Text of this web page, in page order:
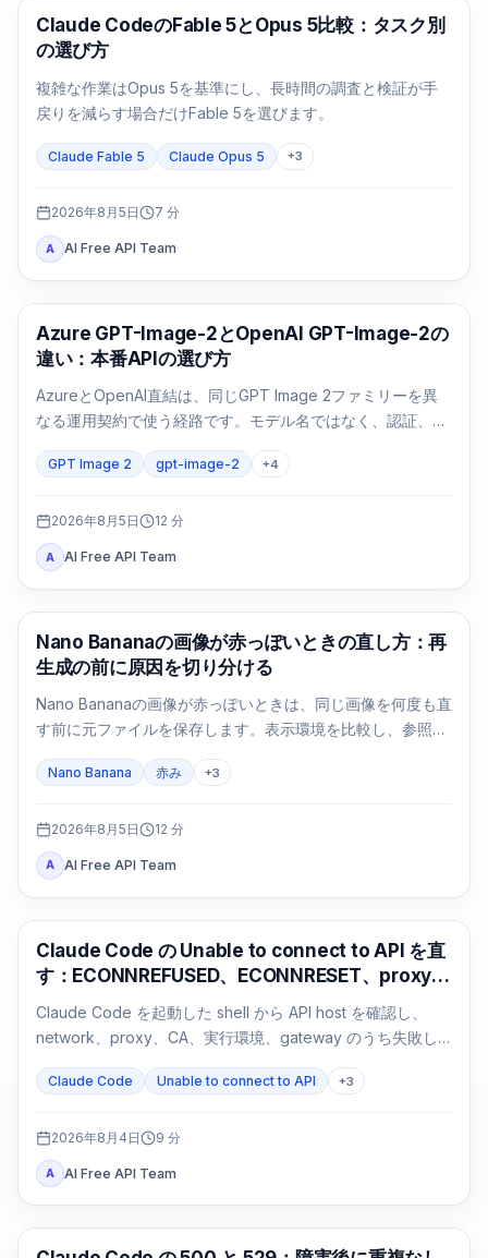
Claude Code
Claude CodeのFable 5とOpus 5比較：タスク別
の選び方
複雑な作業はOpus 5を基準にし、長時間の調査と検証が手
戻りを減らす場合だけFable 5を選びます。
Claude Fable 5 Claude Opus 5 +3
2026年8月5日 7 分
A AI Free API Team
AI画像生成
Azure GPT-Image-2とOpenAI GPT-Image-2の
違い：本番APIの選び方
AzureとOpenAI直結は、同じGPT Image 2ファミリーを異
なる運用契約で使う経路です。モデル名ではなく、認証、リ
ージョン、請求、クォータ、形式、サポートで選びます。
GPT Image 2 gpt-image-2 +4
2026年8月5日 12 分
A AI Free API Team
AI画像生成
Nano Bananaの画像が赤っぽいときの直し方：再
生成の前に原因を切り分ける
Nano Bananaの画像が赤っぽいときは、同じ画像を何度も直
す前に元ファイルを保存します。表示環境を比較し、参照画
Nano Banana 赤み +3
2026年8月5日 12 分
A AI Free API Team
Claude Code
Claude Code の Unable to connect to API を直
す：ECONNREFUSED、ECONNRESET、proxy
Claude Code を起動した shell から API host を確認し、
network、proxy、CA、実行環境、gateway のうち失敗し
Claude Code Unable to connect to API +3
2026年8月4日 9 分
A AI Free API Team
Claude Code